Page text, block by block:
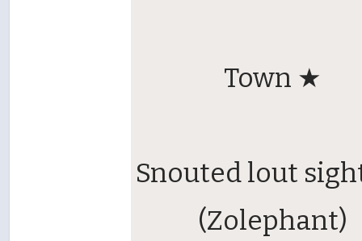
Town ★
Snouted lout
(Zolephant)